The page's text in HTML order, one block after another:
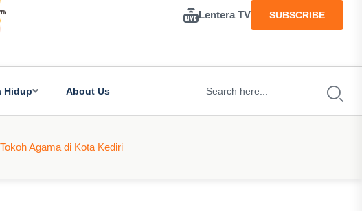
Lentera TV SUBSCRIBE
Hidup About Us
Agama di Kota Kediri